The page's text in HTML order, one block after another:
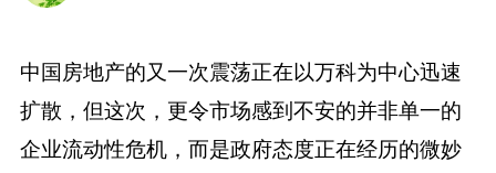
中国房地产的又一次震荡正在以万科为中心迅速
扩散，但这次，更令市场感到不安的并非单一的
企业流动性危机，而是政府态度正在经历的微妙